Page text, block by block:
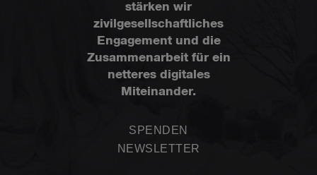
stärken wir
zivilgesellschaftliches
Engagement und die
Zusammenarbeit für ein
netteres digitales
Miteinander.
SPENDEN
NEWSLETTER